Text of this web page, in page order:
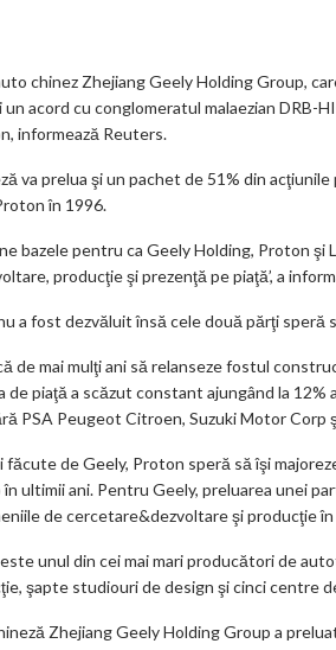
p
m
chinez Zhejiang Geely Holding Group,
un acord cu conglomeratul malaezian
informează Reuters.
va prelua şi un pachet de 51% din
în 1996.
bazele pentru ca Geely Holding, Proton
producţie şi prezenţă pe piaţă’, a
a fost dezvăluit însă cele două părţi
de mai mulţi ani să relanseze fostul
de piaţă a scăzut constant ajungând la
PSA Peugeot Citroen, Suzuki Motor Corp
făcute de Geely, Proton speră să îşi
ultimii ani. Pentru Geely, preluarea unei
de cercetare&dezvoltare şi producţie
unul din cei mai mari producători de
şapte studiouri de design şi cinci centre
Zhejiang Geely Holding Group a